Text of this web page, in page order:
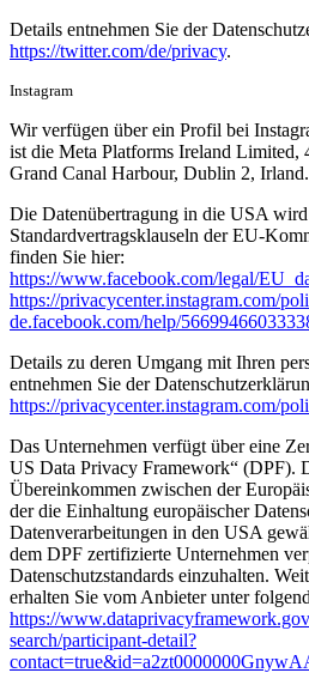
Details entnehmen Sie der
https://twitter.com/de/privacy.
Instagram
Wir verfügen über ein Profil bei
ist die Meta Platforms Ireland Limited,
Grand Canal Harbour, Dublin 2, Irland.
Die Datenübertragung in die USA
Standardvertragsklauseln der EU-
finden Sie hier:
https://www.facebook.com/legal/
https://privacycenter.instagram.com/
de.facebook.com/help/
Details zu deren Umgang mit Ihren
entnehmen Sie der
https://privacycenter.instagram.com/
Das Unternehmen verfügt über eine
US Data Privacy Framework“ (DPF).
Übereinkommen zwischen der
der die Einhaltung europäischer
Datenverarbeitungen in den USA
dem DPF zertifizierte Unternehmen
Datenschutzstandards einzuhalten.
erhalten Sie vom Anbieter unter
https://
search/participant-detail?